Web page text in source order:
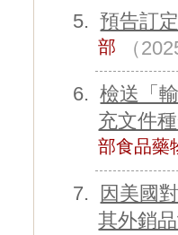
預告訂
部
（
檢送「
充文件
部食品藥
因美國
其外銷